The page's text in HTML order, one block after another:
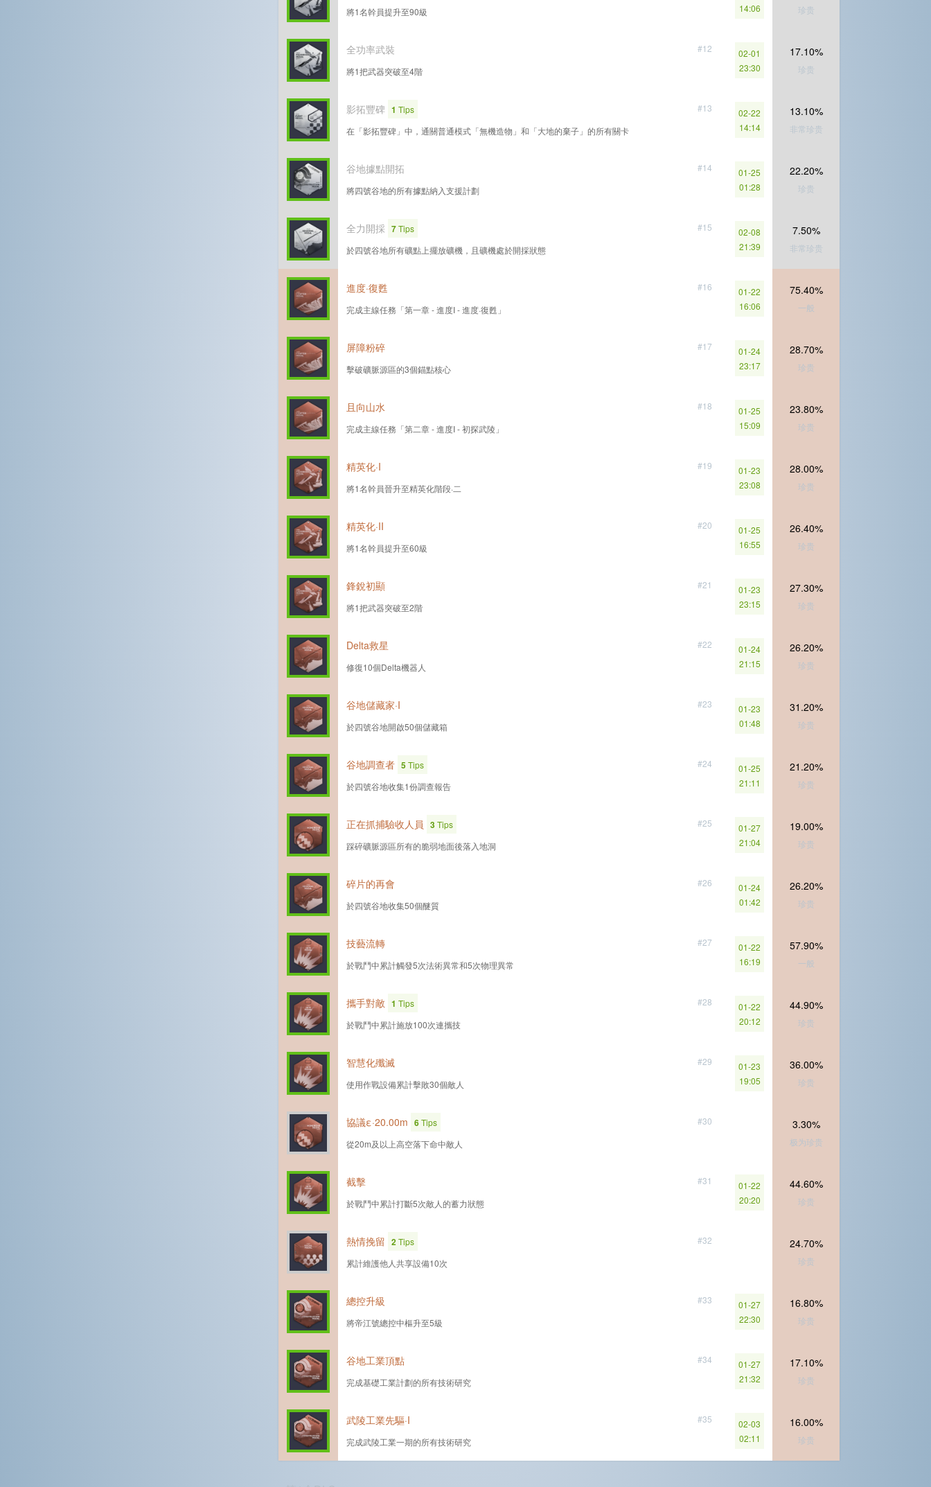
將1名幹員提升至90級
14:06
珍贵
#12
全功率武裝
將1把武器突破至4階
02-01
23:30
17.10%
珍贵
#13
影拓豐碑 1 Tips
在「影拓豐碑」中，通關普通模式「無機造物」和「大地的棄子」的所有關卡
02-22
14:14
13.10%
非常珍贵
#14
谷地據點開拓
將四號谷地的所有據點納入支援計劃
01-25
01:28
22.20%
珍贵
#15
全力開採 7Tips
於四號谷地所有礦點上擺放礦機，且礦機處於開採狀態
02-08
21:39
7.50%
非常珍贵
#16
進度·復甦
完成主線任務「第一章 - 進度I - 進度·復甦」
01-22
16:06
75.40%
一般
#17
屏障粉碎
擊破礦脈源區的3個錨點核心
01-24
23:17
28.70%
珍贵
#18
且向山水
完成主線任務「第二章 - 進度I - 初探武陵」
01-25
15:09
23.80%
珍贵
#19
精英化·I
將1名幹員晉升至精英化階段·二
01-23
23:08
28.00%
珍贵
#20
精英化·II
將1名幹員提升至60級
01-25
16:55
26.40%
珍贵
#21
鋒銳初顯
將1把武器突破至2階
01-23
23:15
27.30%
珍贵
#22
Delta救星
修復10個Delta機器人
01-24
21:15
26.20%
珍贵
#23
谷地儲藏家·I
於四號谷地開啟50個儲藏箱
01-23
01:48
31.20%
珍贵
#24
谷地調查者 5Tips
於四號谷地收集1份調查報告
01-25
21:11
21.20%
珍贵
#25
正在抓捕驗收人員 3Tips
踩碎礦脈源區所有的脆弱地面後落入地洞
01-27
21:04
19.00%
珍贵
#26
碎片的再會
於四號谷地收集50個醚質
01-24
01:42
26.20%
珍贵
#27
技藝流轉
於戰鬥中累計觸發5次法術異常和5次物理異常
01-22
16:19
57.90%
一般
#28
攜手對敵 1 Tips
於戰鬥中累計施放100次連攜技
01-22
20:12
44.90%
珍贵
#29
智慧化殲滅
使用作戰設備累計擊敗30個敵人
01-23
19:05
36.00%
珍贵
#30
協議ε·20.00m 6Tips
從20m及以上高空落下命中敵人
3.30%
极为珍贵
#31
截擊
於戰鬥中累計打斷5次敵人的蓄力狀態
01-22
20:20
44.60%
珍贵
#32
熱情挽留 2Tips
累計維護他人共享設備10次
24.70%
珍贵
#33
總控升級
將帝江號總控中樞升至5級
01-27
22:30
16.80%
珍贵
#34
谷地工業頂點
完成基礎工業計劃的所有技術研究
01-27
21:32
17.10%
珍贵
#35
武陵工業先驅·I
完成武陵工業一期的所有技術研究
02-03
02:11
16.00%
珍贵